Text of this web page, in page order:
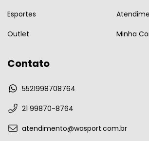
Esportes
Outlet Minha
Contato
5521998708764
21 99870-8764
atendimento@wasport.com.br